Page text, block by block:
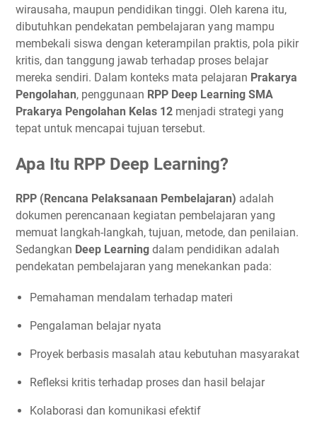
wirausaha, maupun pendidikan tinggi. Oleh karena itu,
dibutuhkan pendekatan pembelajaran yang mampu
membekali siswa dengan keterampilan praktis, pola pikir
kritis, dan tanggung jawab terhadap proses belajar
mereka sendiri. Dalam konteks mata pelajaran Prakarya
Pengolahan, penggunaan RPP Deep Learning SMA
Prakarya Pengolahan Kelas 12 menjadi strategi yang
tepat untuk mencapai tujuan tersebut.
Apa Itu RPP Deep Learning?
RPP (Rencana Pelaksanaan Pembelajaran) adalah
dokumen perencanaan kegiatan pembelajaran yang
memuat langkah-langkah, tujuan, metode, dan penilaian.
Sedangkan Deep Learning dalam pendidikan adalah
pendekatan pembelajaran yang menekankan pada:
Pemahaman mendalam terhadap materi
Pengalaman belajar nyata
Proyek berbasis masalah atau kebutuhan masyarakat
Refleksi kritis terhadap proses dan hasil belajar
Kolaborasi dan komunikasi efektif